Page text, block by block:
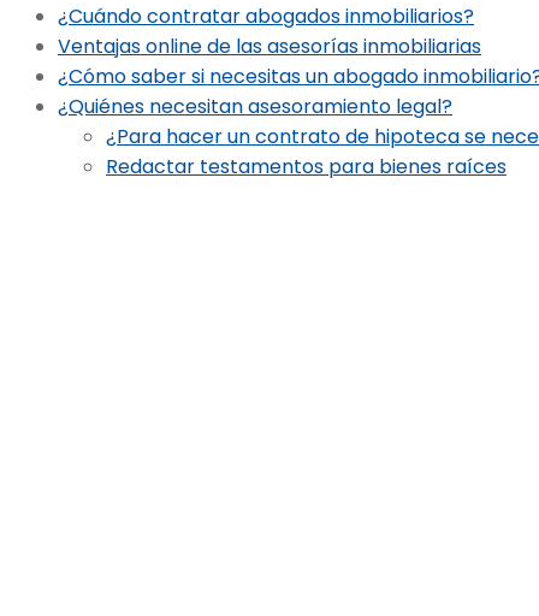
¿Cuándo contratar abogados inmobiliarios?
Ventajas online de las asesorías inmobiliarias
¿Cómo saber si necesitas un abogado
¿Quiénes necesitan asesoramiento legal?
¿Para hacer un contrato de hipoteca se
Redactar testamentos para bienes raíces